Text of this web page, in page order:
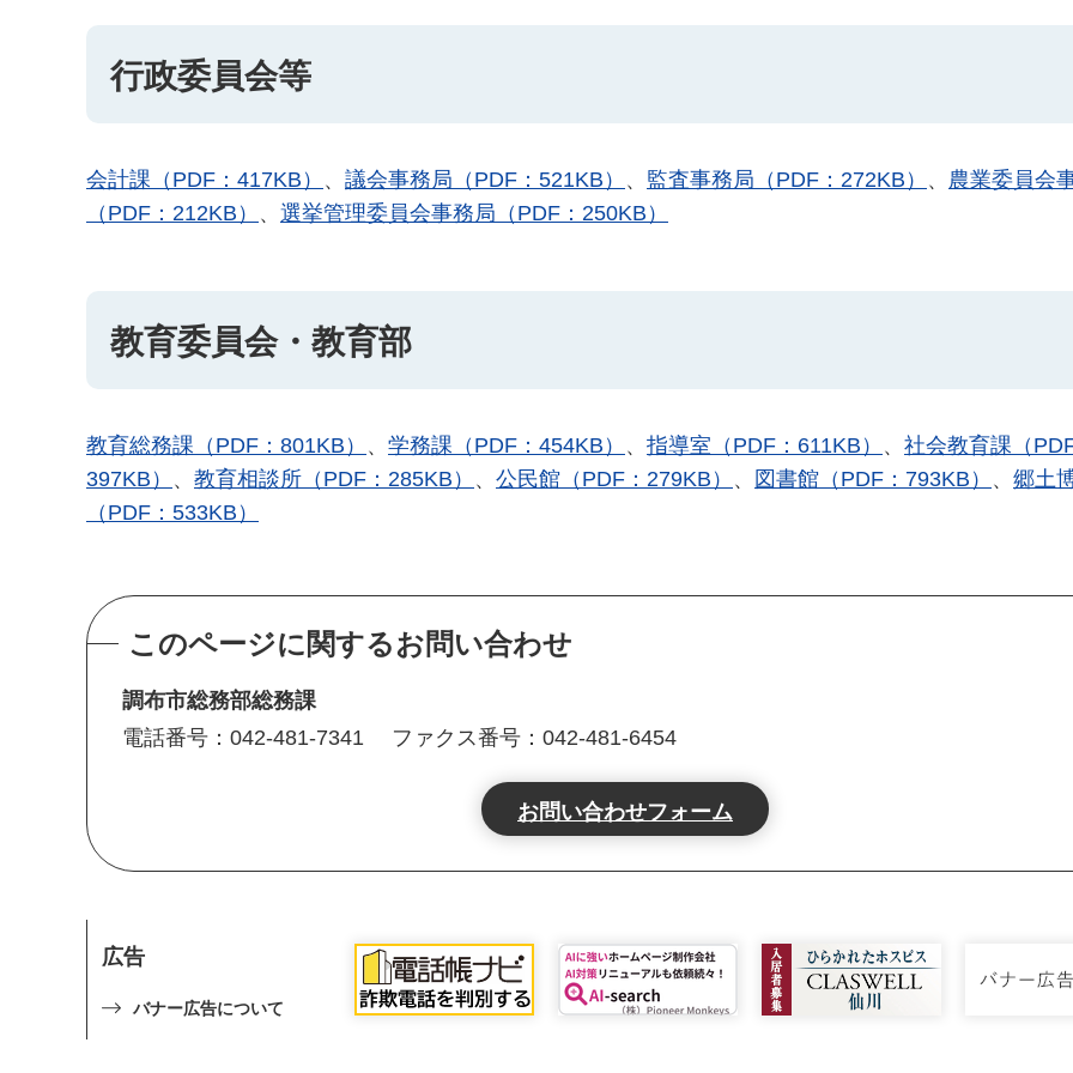
行政委員会等
会計課（PDF：417KB） 、 議会事務局（PDF：521KB） 、 監査事務局（PDF：272KB） 、 農業委員会
（PDF：212KB） 、 選挙管理委員会事務局（PDF：250KB）
教育委員会・教育部
教育総務課（PDF：801KB） 、 学務課（PDF：454KB） 、 指導室（PDF：611KB） 、 社会教育課（PDF
397KB） 、 教育相談所（PDF：285KB） 、 公民館（PDF：279KB） 、 図書館（PDF：793KB） 、 郷土
（PDF：533KB）
このページに関するお問い合わせ
調布市総務部総務課
電話番号：042-481-7341
ファクス番号：042-481-6454
広告
バナー広告について